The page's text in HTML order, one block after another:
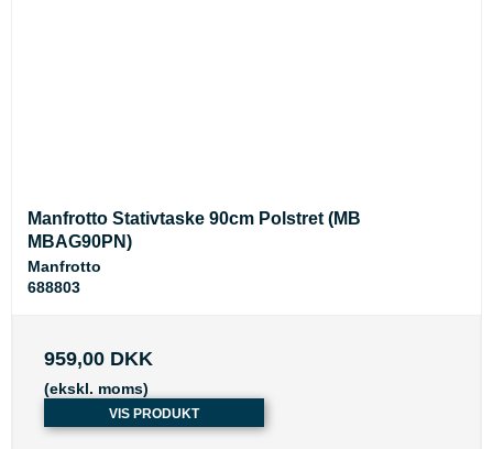
Manfrotto Stativtaske 90cm Polstret (MB
MBAG90PN)
Manfrotto
688803
959,00 DKK
(ekskl. moms)
VIS PRODUKT